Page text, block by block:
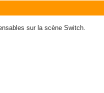
sur la scène Switch.